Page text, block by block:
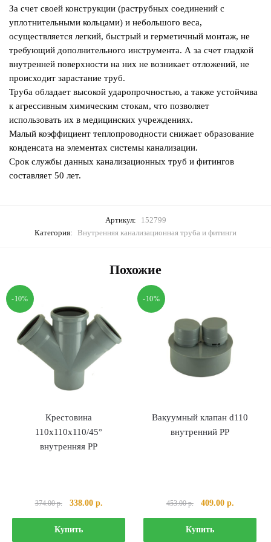
За счет своей конструкции (раструбных соединений с
уплотнительными кольцами) и небольшого веса,
осуществляется легкий, быстрый и герметичный монтаж, не
требующий дополнительного инструмента. А за счет гладкой
внутренней поверхности на них не возникает отложений, не
происходит зарастание труб.
Труба обладает высокой ударопрочностью, а также устойчива
к агрессивным химическим стокам, что позволяет
использовать их в медицинских учреждениях.
Малый коэффициент теплопроводности снижает образование
конденсата на элементах системы канализации.
Срок службы данных канализационных труб и фитингов
составляет 50 лет.
Артикул:
152799
Категория: Внутренняя канализационная труба и фитинги
Похожие
-10%
Крестовина
110х110х110/45°
внутренняя PP
374.00р.
Первоначальная
цена
составляла
338.00 р.Текущая
цена:
Купить
-10%
Вакуумный клапан d110
внутренний PP
453.00р.
Первоначальная
цена
составляла
409.00 р.Текущая
цена:
Купить